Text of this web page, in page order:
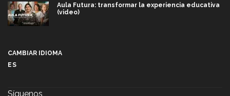
Aula Futura: transformar la experiencia educativa
(video)
CAMBIAR IDIOMA
ES
Síguenos